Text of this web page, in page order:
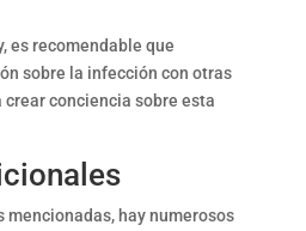
es recomendable que
sobre la infección con otras
crear conciencia sobre esta
mencionadas, hay numerosos